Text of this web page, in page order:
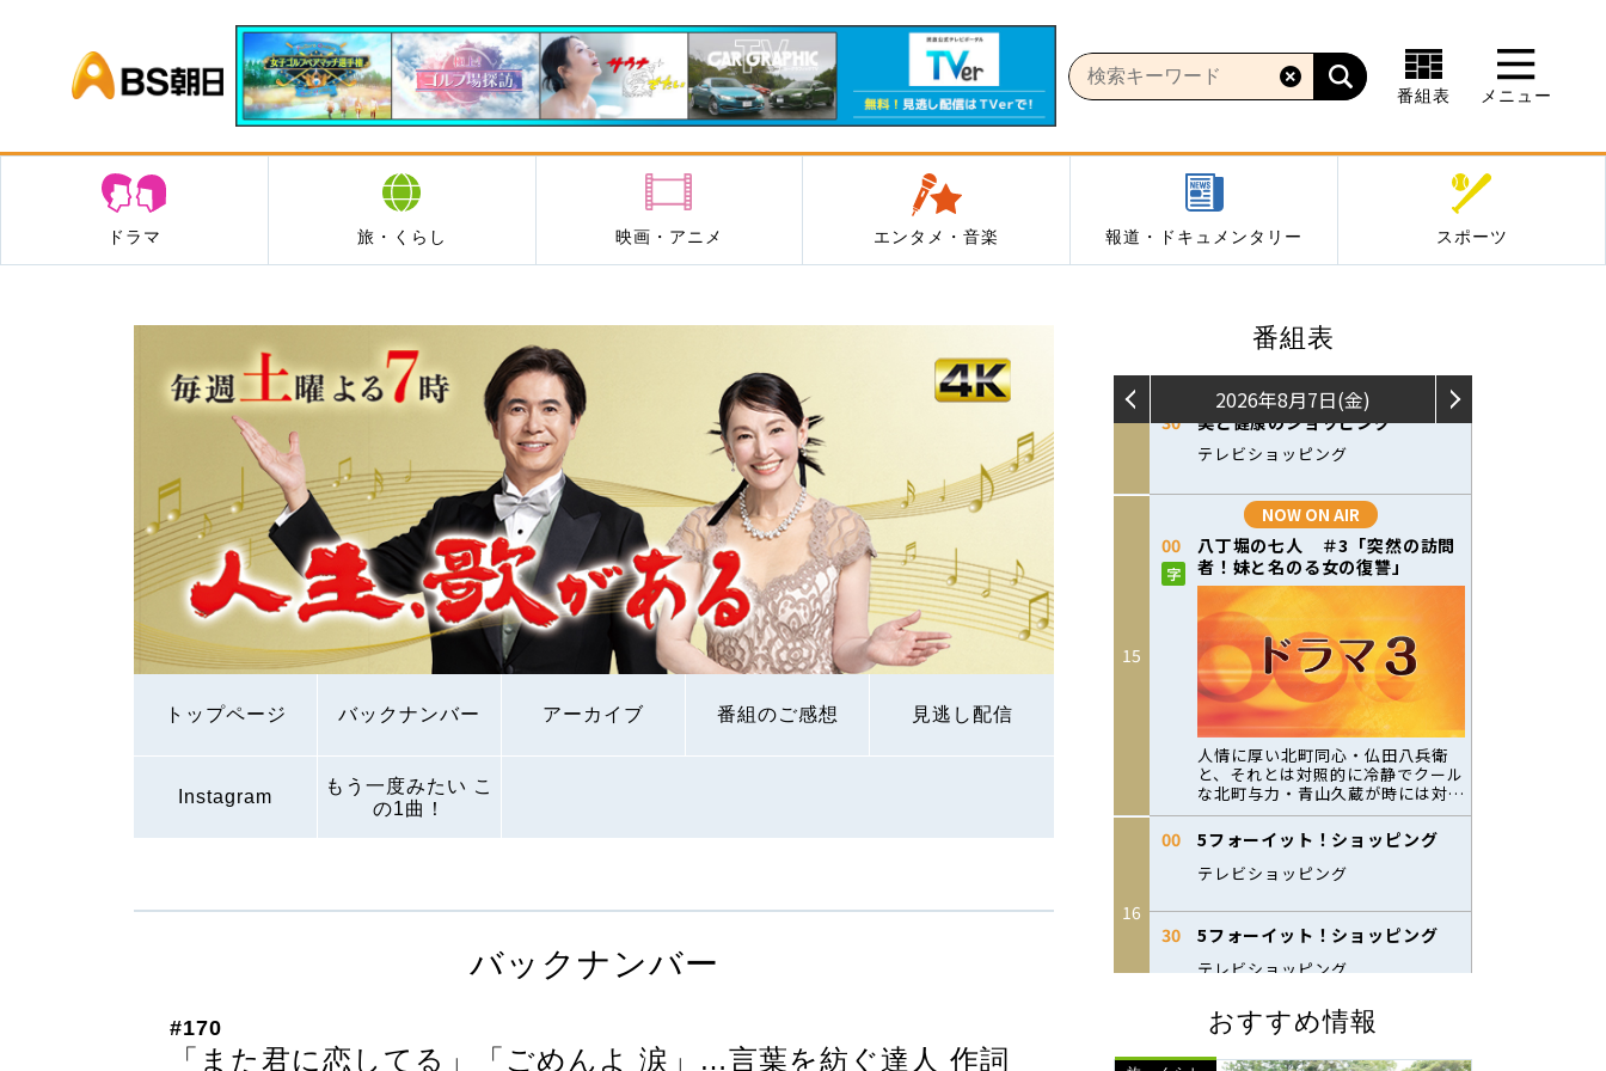
BS朝日
番組表 メニュー
ドラマ 旅・くらし 映画・アニメ エンタメ・音楽 報道・ドキュメンタリー スポーツ
トップページ バックナンバー アーカイブ 番組のご感想 見逃し配信
Instagram
もう一度みたい こ
の1曲！
番組表
おすすめ情報
バックナンバー
#170
「また君に恋してる」「ごめんよ 涙」…言葉を紡ぐ達人 作詞